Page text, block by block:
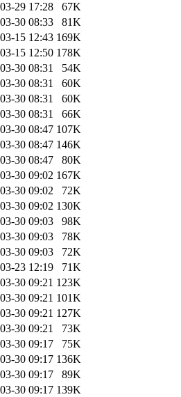
29 17:28
67K
30 08:33
81K
15 12:43 169K
15 12:50 178K
30 08:31
54K
30 08:31
60K
30 08:31
60K
30 08:31
66K
30 08:47 107K
30 08:47 146K
30 08:47
80K
30 09:02 167K
30 09:02
72K
30 09:02 130K
30 09:03
98K
30 09:03
78K
30 09:03
72K
23 12:19
71K
30 09:21 123K
30 09:21 101K
30 09:21 127K
30 09:21
73K
30 09:17
75K
30 09:17 136K
30 09:17
89K
30 09:17 139K